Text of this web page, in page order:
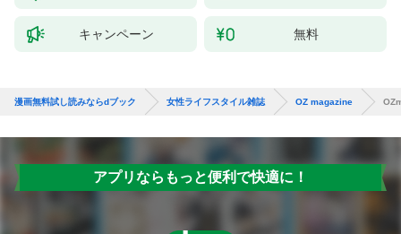
キャンペーン 無料
漫画無料試し読みならdブック 女性ライフスタイル雑誌 OZ magazine
アプリならもっと便利で快適に！